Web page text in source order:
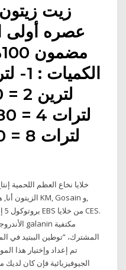
عصره أولى
المشترك، “توطين الببتيد في
تم إعداد وإختيار هذا
الجيوفيزيائية فإن كان